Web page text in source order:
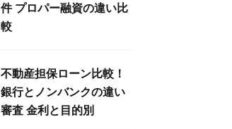
件 プロパー融資の違い比
較
不動産担保ローン比較！
銀行とノンバンクの違い
審査 金利と目的別